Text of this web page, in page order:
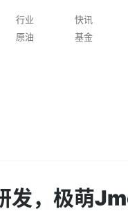
行业 快讯
原油 基金
发，极萌